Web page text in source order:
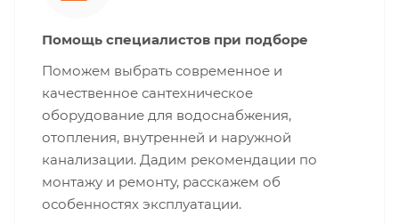
Помощь специалистов при подборе
Поможем выбрать современное и
качественное сантехническое
оборудование для водоснабжения,
отопления, внутренней и наружной
канализации. Дадим рекомендации по
монтажу и ремонту, расскажем об
особенностях эксплуатации.